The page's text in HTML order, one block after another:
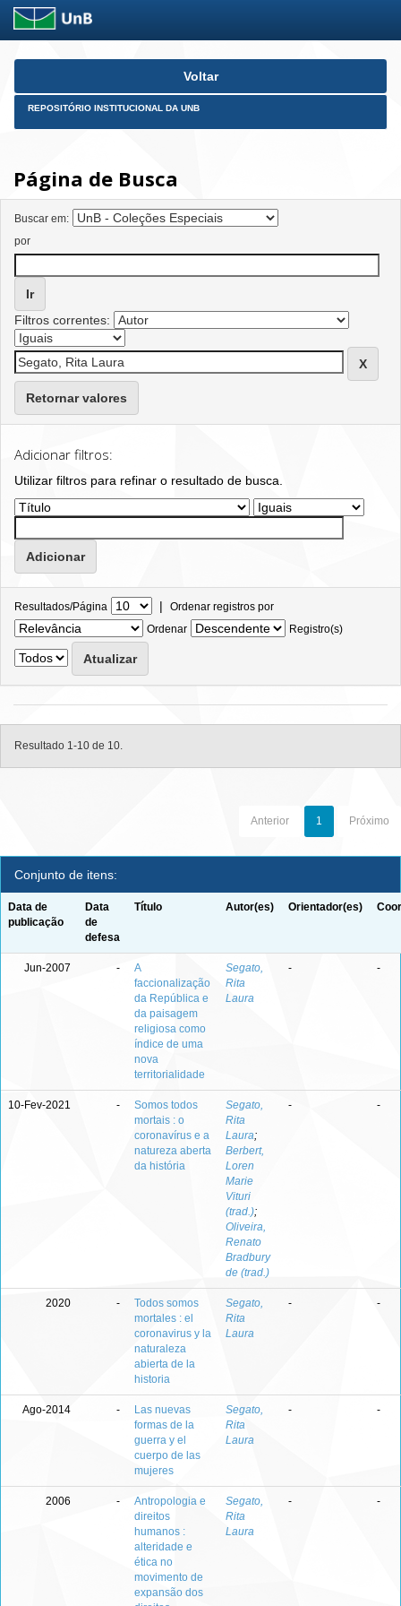
Skip
Voltar
REPOSITÓRIO INSTITUCIONAL DA UNB
Página de Busca
Buscar em:
por
Filtros correntes:
Retornar valores
Adicionar filtros:
Utilizar filtros para refinar o resultado de busca.
Resultados/Página | Ordenar registros por
Ordenar
Registro(s)
Resultado 1-10 de 10.
Anterior 1 Próximo
Conjunto de itens:
Data de
publicação
Data
de
defesa
Título Autor(es) Orientador(es)
Jun-2007 -
A
faccionalização
da República e
da paisagem
religiosa como
índice de uma
nova
territorialidade
Segato,
Rita
Laura
- -
10-Fev-2021 -
Somos todos
mortais : o
coronavírus e a
natureza aberta
da história
Segato,
Rita
Laura;
Berbert,
Loren
Marie
Vituri
(trad.);
Oliveira,
Renato
Bradbury
de (trad.)
- -
2020 -
Todos somos
mortales : el
coronavirus y la
naturaleza
abierta de la
historia
Segato,
Rita
Laura
- -
Ago-2014 -
Las nuevas
formas de la
guerra y el
cuerpo de las
mujeres
Segato,
Rita
Laura
- -
2006 -
Antropologia e
direitos
humanos :
alteridade e
ética no
movimento de
expansão dos
Segato,
Rita
Laura
- -